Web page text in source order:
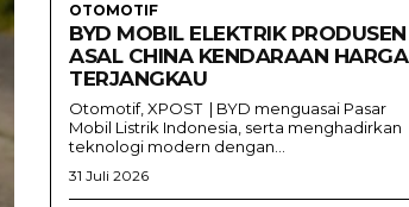
OTOMOTIF
BYD MOBIL ELEKTRIK PRODUSEN
ASAL CHINA KENDARAAN HARGA
TERJANGKAU
Otomotif, XPOST | BYD menguasai Pasar
Mobil Listrik Indonesia, serta menghadirkan
teknologi modern dengan...
31 Juli 2026